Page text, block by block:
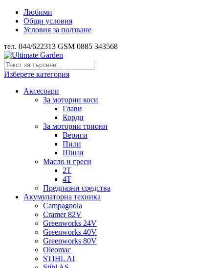
Любими
Общи условия
Условия за ползване
тел. 044/622313 GSM 0885 343568
Изберете категория
Аксесоари
За моторни коси
Глави
Корди
За моторни триони
Вериги
Пили
Шини
Масло и греси
2Т
4Т
Предпазни средства
Акумулаторна техника
Campagnola
Cramer 82V
Greenworks 24V
Greenworks 40V
Greenworks 80V
Oleomac
STIHL AI